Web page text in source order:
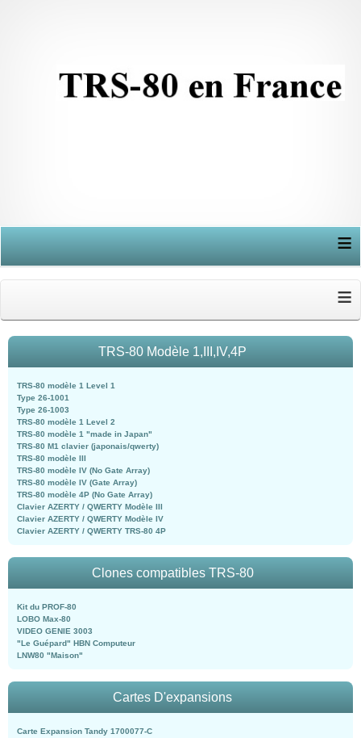
≡
≡
TRS-80 Modèle 1,III,IV,4P
TRS-80 modèle 1 Level 1
Type 26-1001
Type 26-1003
TRS-80 modèle 1 Level 2
TRS-80 modèle 1 "made in Japan"
TRS-80 M1 clavier (japonais/qwerty)
TRS-80 modèle III
TRS-80 modèle IV (No Gate Array)
TRS-80 modèle IV (Gate Array)
TRS-80 modèle 4P (No Gate Array)
Clavier AZERTY / QWERTY Modèle III
Clavier AZERTY / QWERTY Modèle IV
Clavier AZERTY / QWERTY TRS-80 4P
Clones compatibles TRS-80
Kit du PROF-80
LOBO Max-80
VIDEO GENIE 3003
"Le Guépard" HBN Computeur
LNW80 "Maison"
Cartes D'expansions
Carte Expansion Tandy 1700077-C